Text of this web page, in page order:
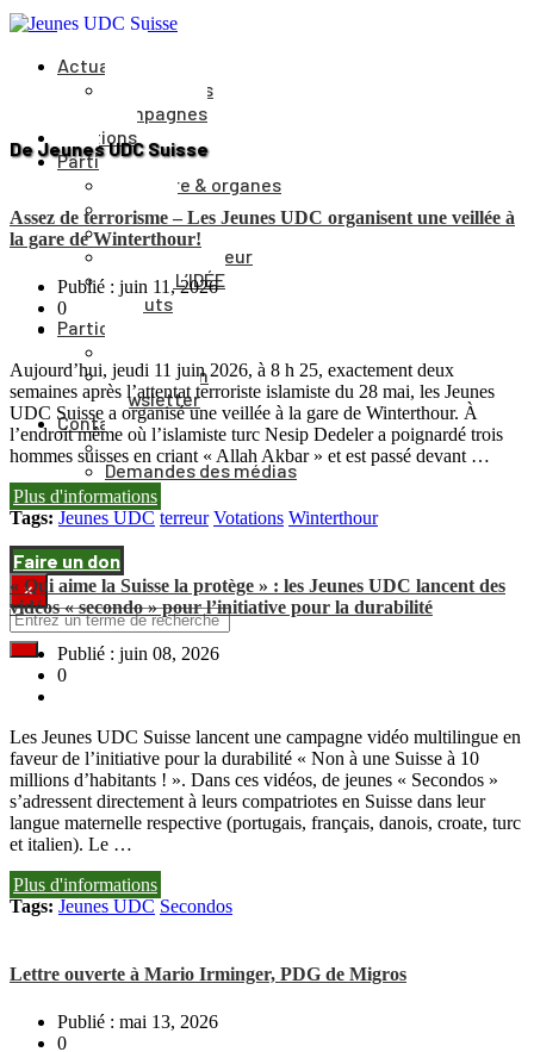
Actualités
Événements
Campagnes
Positions
Parti
Structure & organes
Cantons
Comité du parti
Comité directeur
Journal L’IDÉE
Statuts
Participer
Faire un don
Newsletter
Contact
Vers le formulaire
Demandes des médias
DE
Faire un don
×
De Jeunes UDC Suisse
Assez de terrorisme – Les Jeunes UDC organisent une veillée à
la gare de Winterthour!
Publié : juin 11, 2026
0
Aujourd’hui, jeudi 11 juin 2026, à 8 h 25, exactement deux
semaines après l’attentat terroriste islamiste du 28 mai, les Jeunes
UDC Suisse a organisé une veillée à la gare de Winterthour. À
l’endroit même où l’islamiste turc Nesip Dedeler a poignardé trois
hommes suisses en criant « Allah Akbar » et est passé devant …
Plus d'informations
Tags: Jeunes UDC terreur Votations Winterthour
« Qui aime la Suisse la protège » : les Jeunes UDC lancent des
vidéos « secondo » pour l’initiative pour la durabilité
Publié : juin 08, 2026
0
Les Jeunes UDC Suisse lancent une campagne vidéo multilingue en
faveur de l’initiative pour la durabilité « Non à une Suisse à 10
millions d’habitants ! ». Dans ces vidéos, de jeunes « Secondos »
s’adressent directement à leurs compatriotes en Suisse dans leur
langue maternelle respective (portugais, français, danois, croate, turc
et italien). Le …
Plus d'informations
Tags: Jeunes UDC Secondos
Lettre ouverte à Mario Irminger, PDG de Migros
Publié : mai 13, 2026
0